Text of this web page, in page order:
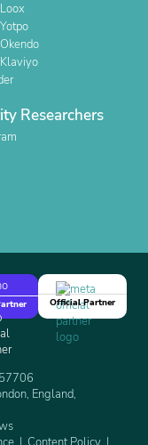
Researchers
Official Partner
England,